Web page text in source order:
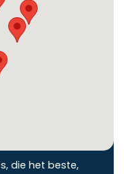
die het beste,